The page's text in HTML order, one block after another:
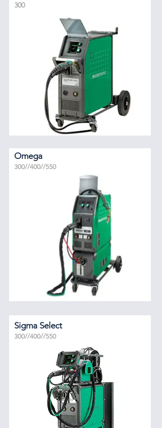
300
Omega
300//400//550
Sigma Select
300//400//550